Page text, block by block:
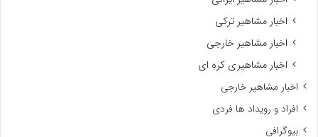
اخبار مشاهیر ترکی
اخبار مشاهیر خارجی
اخبار مشاهیری کره ای
اخبار مشاهیر خارجی
افراد و رویداد ها فردی
بیوگرافی